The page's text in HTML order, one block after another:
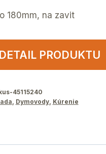
180mm, na zavit
DETAIL PRODUKTU
45115240
, Dymovody, Kúrenie